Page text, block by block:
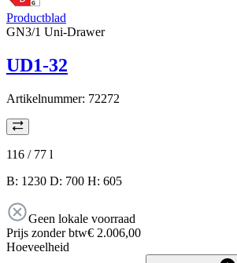
Productblad
GN3/1 Uni-Drawer
UD1-32
Artikelnummer: 72272
116 / 77 l
B: 1230 D: 700 H: 605
Geen lokale voorraad
Prijs zonder btw€ 2.006,00
Hoeveelheid